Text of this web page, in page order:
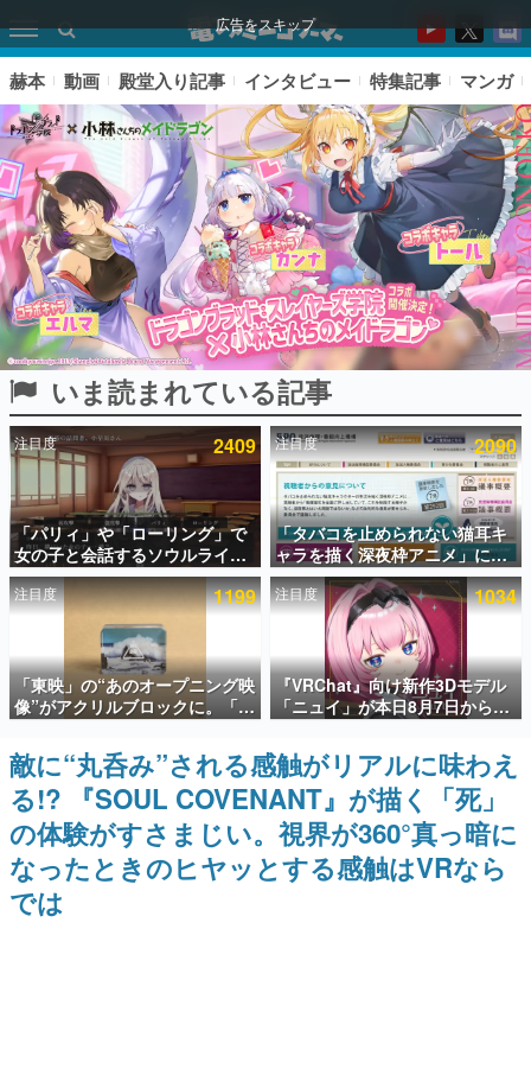
広告をスキップ
ピックアップ
電ファミのいま読まれている記事ランキング
アプリセール情報
インタビュー
連載・特集一覧
殿堂入り記事
SNS拡散数が数千以上！ ページビュー数万以上！ などな
ど。多くの人々に読まれた、電ファミ渾身の“殿堂入り”記
事をまとめました。
ゲームの企画書
名作ゲームクリエイターの方々に製作時のエピソードをお
聞きし、ヒットする企画（ゲーム）とは何か？を探ってい
赫本
この物語を解いてはいけない。『赫本』は、〈試験問題〉
赫本 動画 殿堂入り記事 インタビュー 特集記事 マンガ
いま読まれている記事
注目度 2409
「パリィ」や「ローリング」で
女の子と会話するソウルライク
恋愛ゲーム『小早川さんはソウ
ルライク』無料公開。返事に失
敗すると「YOU DIED」
注目度 2090
「タバコを止められない猫耳キ
ャラを描く深夜枠アニメ」に視
聴者の一部から批判意見。違法
薬物の使用と思しき描写も含め
て、BPOが議論を交わす
注目度 1199
「東映」の“あのオープニング映
像”がアクリルブロックに。「東
映ヒストリカル グッズコレクシ
ョン」が8月下旬より発売
注目度 1034
『VRChat』向け新作3Dモデル
「ニュイ」が本日8月7日から
BOOTHにて発売。瞳に光る星
や感情豊かな表情が、小悪魔か
わいい
敵に“丸呑み”される感触がリアルに味わえ
る!? 『SOUL COVENANT』が描く「死」
の体験がすさまじい。視界が360°真っ暗に
なったときのヒヤッとする感触はVRなら
では